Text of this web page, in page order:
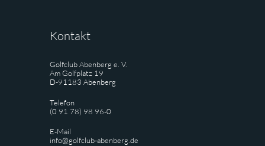
Kontakt
Golfclub Abenberg e. V.
Am Golfplatz 19
D-91183 Abenberg
Telefon
(0 91 78) 98 96-0
E-Mail
info@golfclub-abenberg.de